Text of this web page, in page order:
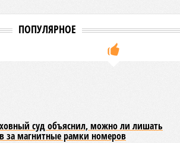
ПОПУЛЯРНОЕ
суд объяснил, можно ли лишать
за магнитные рамки номеров